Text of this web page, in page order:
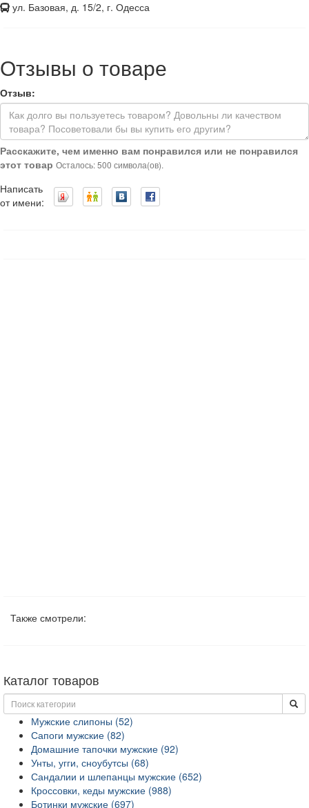
ул. Базовая, д. 15/2, г. Одесса
Отзывы о товаре
Отзыв:
Расскажите, чем именно вам понравился или не понравился
этот товар Осталось: 500 символа(ов).
Написать
от имени:
Также смотрели:
Каталог товаров
Мужские слипоны (52)
Сапоги мужские (82)
Домашние тапочки мужские (92)
Унты, угги, сноубутсы (68)
Сандалии и шлепанцы мужские (652)
Кроссовки, кеды мужские (988)
Ботинки мужские (697)